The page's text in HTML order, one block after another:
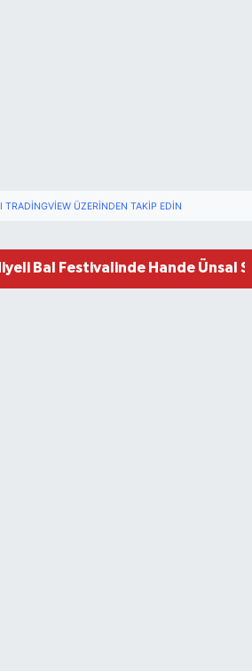
TRADINGVIEW ÜZERINDEN TAKIP EDIN
Bal Festivalinde Hande Ünsal